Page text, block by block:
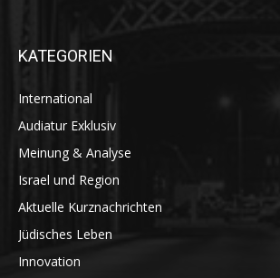
KATEGORIEN
International
Audiatur Exklusiv
Meinung & Analyse
Israel und Region
Aktuelle Kurznachrichten
Jüdisches Leben
Innovation